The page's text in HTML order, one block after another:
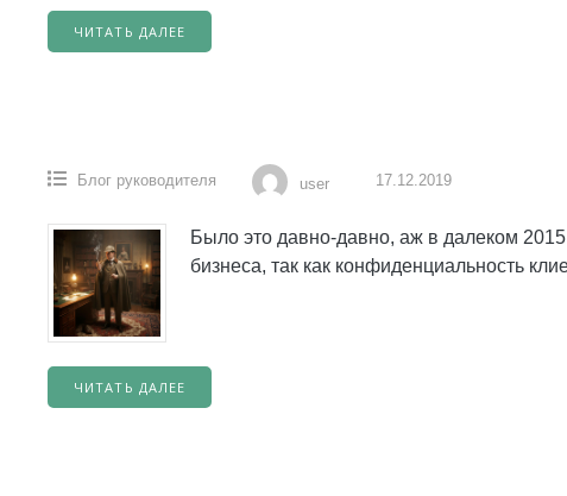
ЧИТАТЬ ДАЛЕЕ
Блог руководителя user 17.12.2019
Было это давно-давно, аж в далеком
бизнеса, так как конфиденциальность
ЧИТАТЬ ДАЛЕЕ